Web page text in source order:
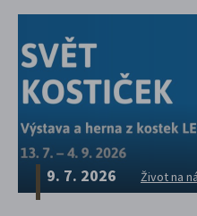
9. 7. 2026 Život na